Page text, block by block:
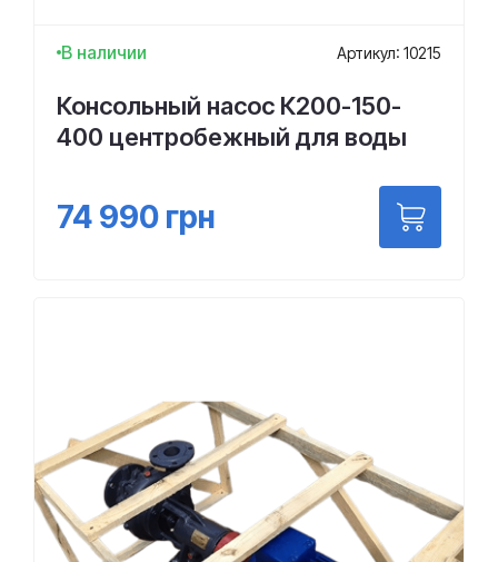
В наличии Артикул: 10215
Консольный насос К200-150-
400 центробежный для воды
74 990 грн